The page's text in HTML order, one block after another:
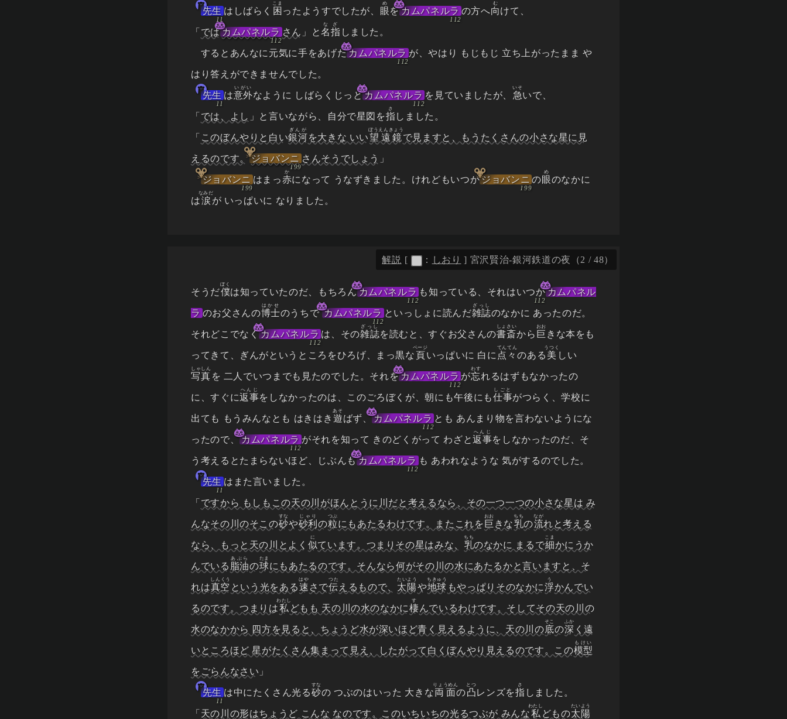
先生 はしばらく 困
こま
ったようすでしたが、 眼
め
をカムパネルラ の方へ向
む
けて、
「 ではカムパネルラ さん 」と名指
なざ
しました。
するとあんなに元気に手をあげたカムパネルラ が、やはり もじもじ 立ち上がったまま や
はり答えができませんでした。
先生 は意外
いがい
なように しばらくじっとカムパネルラ を見ていましたが、 急
いそ
いで、
「 では、よし 」と言いながら、自分で星図を指
さ
しました。
「 このぼんやりと白い銀河
ぎんが
を大きな いい望遠鏡
ぼうえんきょう
で見ますと、もうたくさんの小さな星に見
えるのです。ジョバンニ さんそうでしょう 」
ジョバンニ はまっ赤
か
になって うなずきました。けれどもいつかジョバンニ の眼
め
のなかに
は涙
なみだ
が いっぱいに なりました。
そうだ僕
ぼく
は知っていたのだ、もちろんカムパネルラ も知っている、それはいつかカムパネル
ラ のお父さんの博士
はかせ
のうちでカムパネルラ といっしょに読んだ雑誌
ざっし
のなかに あったのだ。
それどこでなくカムパネルラ は、その雑誌
ざっし
を読むと、すぐお父さんの書斎
しょさい
から 巨
おお
きな本をも
ってきて、ぎんがというところをひろげ、まっ黒な 頁
ページ
いっぱいに 白に 点々
てんてん
のある 美
うつく
しい
写真
しゃしん
を 二人でいつまでも見たのでした。それをカムパネルラ が忘
わす
れるはずもなかったの
に、すぐに返事
へんじ
をしなかったのは、このごろぼくが、朝にも午後にも仕事
しごと
がつらく、学校に
出ても もうみんなとも はきはき 遊
あそ
ばず、カムパネルラ とも あんまり物を言わないようにな
ったので、カムパネルラ がそれを知って きのどくがって わざと返事
へんじ
をしなかったのだ、そ
う考えるとたまらないほど、じぶんもカムパネルラ も あわれなような 気がするのでした。
先生 はまた言いました。
「 ですから もしもこの天の川がほんとうに川だと考えるなら、その一つ一つの小さな星は み
んなその川のそこの砂
すな
や砂利
じゃり
の粒
つぶ
にもあたるわけです。またこれを 巨
おお
きな乳
ちち
の流
なが
れと考える
なら、もっと天の川とよく 似
に
ています。つまりその星はみな、 乳
ちち
のなかに まるで細
こま
かにうか
んでいる 脂油
あぶら
の球
たま
にもあたるのです。そんなら何がその川の水にあたるかと言いますと、そ
れは真空
しんくう
という光をある速
はや
さで伝
つた
えるもので、 太陽
たいよう
や地球
ちきゅう
もやっぱりそのなかに浮
う
かんでい
るのです。つまりは私
わたし
どもも 天の川の水のなかに棲
す
んでいるわけです。そしてその天の川の
水のなかから 四方を見ると、ちょうど水が深いほど青く見えるように、天の川の底
そこ
の深
ふか
く遠
いところほど 星がたくさん集まって見え、したがって白くぼんやり見えるのです。この模型
もけい
をごらんなさい 」
先生 は中にたくさん光る砂
すな
の つぶのはいった 大きな両面
りょうめん
の凸
とつ
レンズを指
さ
しました。
「 天の川の形はちょうど こんな なのです。このいちいちの光るつぶが みんな私
わたし
どもの太陽
たいよう
解説 [ ： しおり ] 宮沢賢治-銀河鉄道の夜（2 / 48）